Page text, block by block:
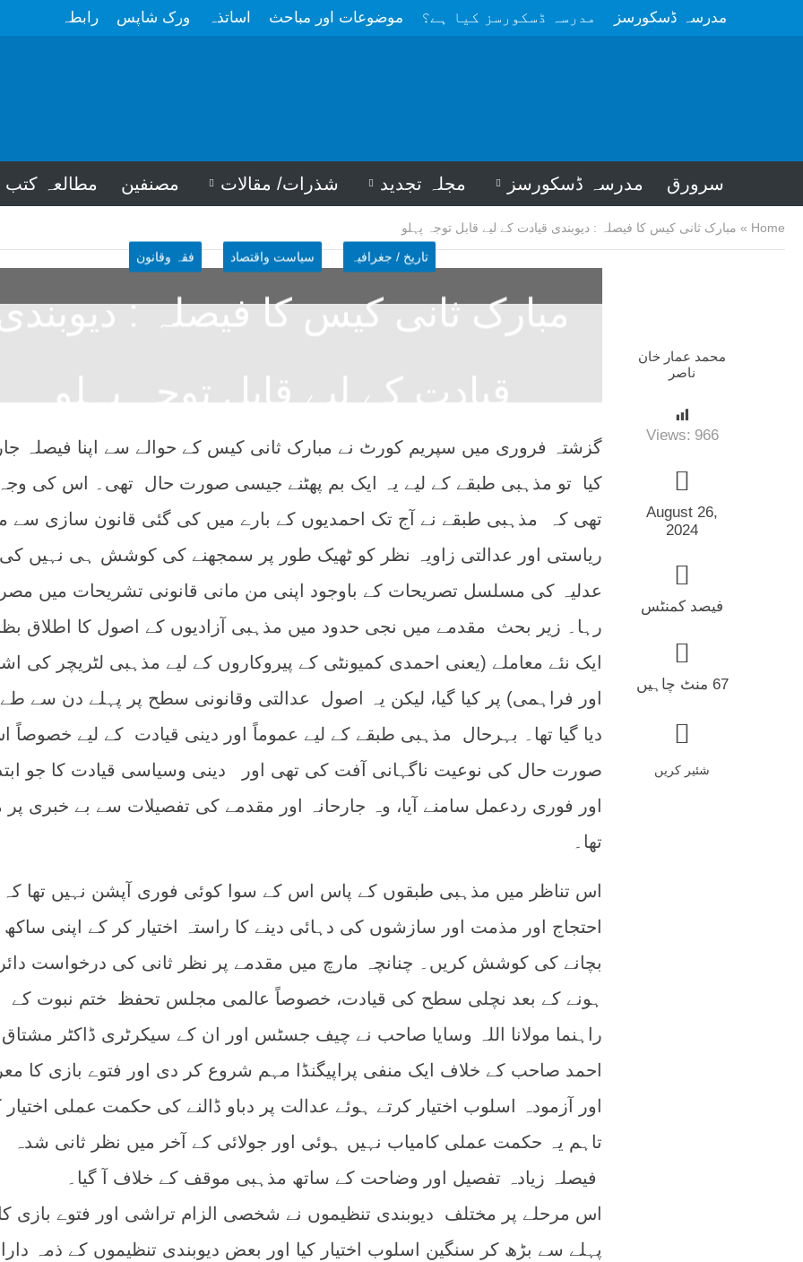
مدرسہ ڈسکورسز مدرسہ ڈسکورسز کیا ہے؟ موضوعات اور مباحث اساتذہ ورک شاپس رابطہ
سرورق مدرسہ ڈسکورسز مجلہ تجدید شذرات/ مقالات مصنفین مطالعہ کتب
Home
» مبارک ثانی کیس کا فیصلہ : دیوبندی قیادت کے لیے قابل توجہ پہلو
محمد عمار خان
ناصر
Views: 966
August 26,
2024
فیصد کمنٹس
67 منٹ چاہیں
شئیر کریں
تاریخ / جغرافیہ سیاست واقتصاد فقہ وقانون
مبارک ثانی کیس کا فیصلہ :
قیادت کے لیے قابل توجہ پہلو
گزشتہ فروری میں سپریم کورٹ نے مبارک ثانی کیس کے حوالے سے اپنا فیصلہ
کیا تو مذہبی طبقے کے لیے یہ ایک بم پھٹنے جیسی صورت حال تھی۔ اس کی وجہ
تھی کہ مذہبی طبقے نے آج تک احمدیوں کے بارے میں کی گئی قانون سازی سے
ریاستی اور عدالتی زاویہ نظر کو ٹھیک طور پر سمجھنے کی کوشش ہی نہیں کی
عدلیہ کی مسلسل تصریحات کے باوجود اپنی من مانی قانونی تشریحات میں
رہا۔ زیر بحث مقدمے میں نجی حدود میں مذہبی آزادیوں کے اصول کا اطلاق
ایک نئے معاملے (یعنی احمدی کمیونٹی کے پیروکاروں کے لیے مذہبی لٹریچر کی
اور فراہمی) پر کیا گیا، لیکن یہ اصول عدالتی وقانونی سطح پر پہلے دن سے طے
دیا گیا تھا۔ بہرحال مذہبی طبقے کے لیے عموماً‌ اور دینی قیادت کے لیے خصوصاً‌
صورت حال کی نوعیت ناگہانی آفت کی تھی اور دینی وسیاسی قیادت کا جو
اور فوری ردعمل سامنے آیا، وہ جارحانہ اور مقدمے کی تفصیلات سے بے خبری پر
تھا۔
اس تناظر میں مذہبی طبقوں کے پاس اس کے سوا کوئی فوری آپشن نہیں تھا کہ
احتجاج اور مذمت اور سازشوں کی دہائی دینے کا راستہ اختیار کر کے اپنی ساکھ
بچانے کی کوشش کریں۔ چنانچہ مارچ میں مقدمے پر نظر ثانی کی درخواست دائر
ہونے کے بعد نچلی سطح کی قیادت، خصوصاً‌ عالمی مجلس تحفظ ختم نبوت کے
راہنما مولانا اللہ وسایا صاحب نے چیف جسٹس اور ان کے سیکرٹری ڈاکٹر مشتاق
احمد صاحب کے خلاف ایک منفی پراپیگنڈا مہم شروع کر دی اور فتوے بازی کا
اور آزمودہ اسلوب اختیار کرتے ہوئے عدالت پر دباو ڈالنے کی حکمت عملی اختیار
تاہم یہ حکمت عملی کامیاب نہیں ہوئی اور جولائی کے آخر میں نظر ثانی شدہ
فیصلہ زیادہ تفصیل اور وضاحت کے ساتھ مذہبی موقف کے خلاف آ گیا۔
اس مرحلے پر مختلف دیوبندی تنظیموں نے شخصی الزام تراشی اور فتوے بازی کا
پہلے سے بڑھ کر سنگین اسلوب اختیار کیا اور بعض دیوبندی تنظیموں کے ذمہ